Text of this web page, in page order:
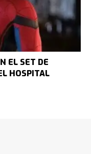
EL SET DE
HOSPITAL